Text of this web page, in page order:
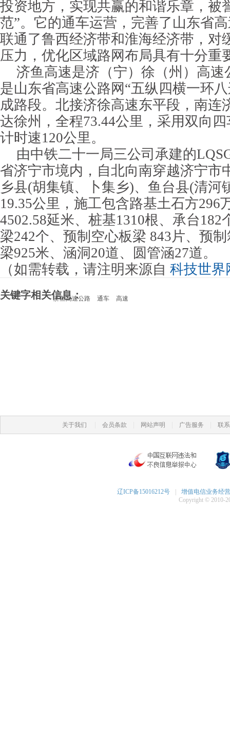
投资地方，实现共赢的和谐乐章，被
范”。它的通车运营，完善了山东省
联通了鲁西经济带和淮海经济带，对
压力，优化区域路网布局具有十分重
济鱼高速是济（宁）徐（州）高速
是山东省高速公路网“五纵四横一环
成路段。北接济徐高速东平段，南连
达徐州，全程73.44公里，采用双向
计时速120公里。
由中铁二十一局三公司承建的
省济宁市境内，自北向南穿越济宁市
乡县(胡集镇、卜集乡)、鱼台县(清河
19.35公里，施工包含路基土石方296
4502.58延米、桩基1310根、承台182
梁242个、预制空心板梁 843片、预
梁925米、涵洞20道、圆管涵27道。
（如需转载，请注明来源自 科技世界
关键字相关信息：
济鱼高速公路 通车 高速
关于我们 会员条款 网站声明 广告服务 联
辽ICP备15016212号
增值电信业务经
Copyright © 2010-